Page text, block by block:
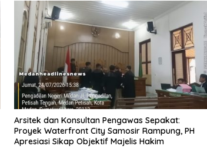
Arsitek dan Konsultan Pengawas Sepakat:
Proyek Waterfront City Samosir Rampung, PH
Apresiasi Sikap Objektif Majelis Hakim